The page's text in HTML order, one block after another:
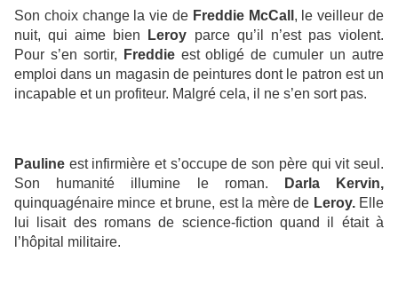
Son choix change la vie de Freddie McCall , le veilleur de
nuit, qui aime bien
Leroy parce qu’il n’est pas violent.
Pour s’en sortir,
Freddieest obligé de cumuler un autre
emploi dans un magasin de peintures dont le patron est un
incapable et un profiteur. Malgré cela, il ne s’en sort pas.
Pauline est infirmière et s’occupe de son père qui vit seul.
Son humanité illumine le roman.
Darla Kervin,
quinquagénaire mince et brune, est la mère de Leroy.Elle
lui lisait des romans de science-fiction quand il était à
l’hôpital militaire.